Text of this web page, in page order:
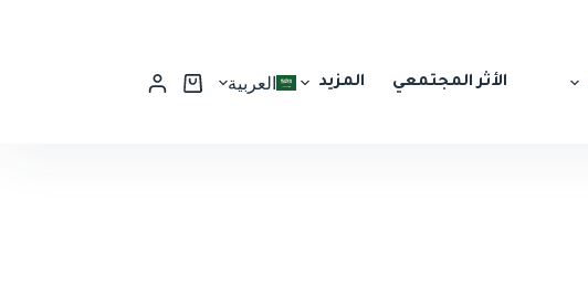
الأثر المجتمعي المزيد العربية